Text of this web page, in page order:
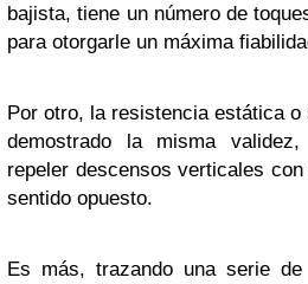
bajista, tiene un número de
para otorgarle un máxima
Por otro, la resistencia estática o
demostrado la misma
repeler descensos verticales
sentido opuesto.
Es más, trazando una serie de